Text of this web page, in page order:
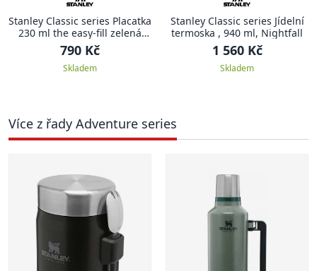
Stanley Classic series Placatka
230 ml the easy-fill zelená
CLASSIC
790 Kč
Skladem
Stanley Classic series Jídelní
termoska , 940 ml, Nightfall
1 560 Kč
Skladem
Více z řady Adventure series